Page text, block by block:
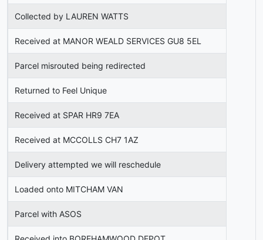
Collected by LAUREN WATTS
Received at MANOR WEALD SERVICES GU8 5EL
Parcel misrouted being redirected
Returned to Feel Unique
Received at SPAR HR9 7EA
Received at MCCOLLS CH7 1AZ
Delivery attempted we will reschedule
Loaded onto MITCHAM VAN
Parcel with ASOS